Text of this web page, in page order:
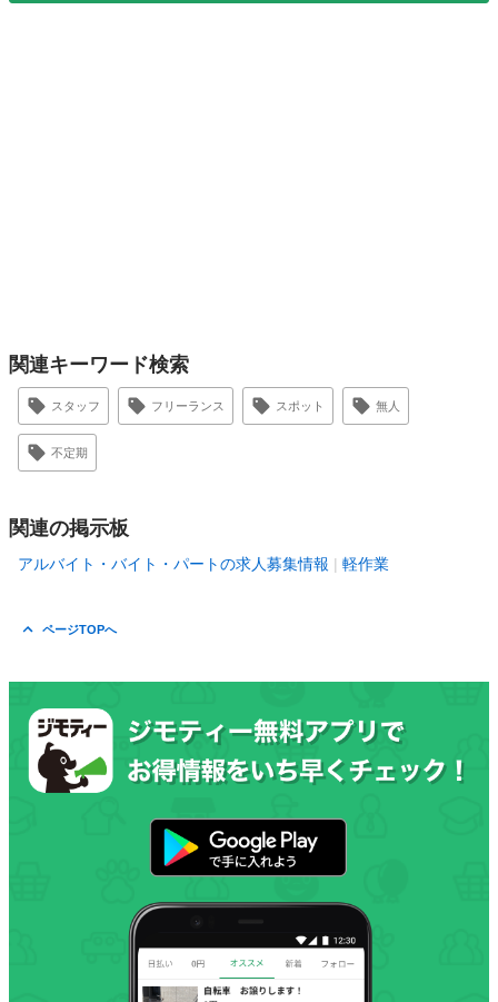
関連キーワード検索
スタッフ フリーランス スポット 無人
不定期
関連の掲示板
アルバイト・バイト・パートの求人募集情報 軽作業
ページTOPへ